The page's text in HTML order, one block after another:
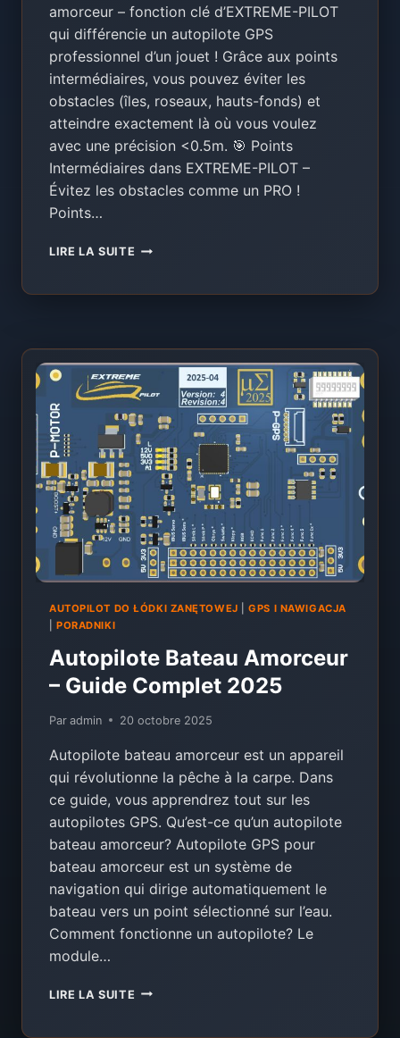
amorceur – fonction clé d’EXTREME-PILOT
qui différencie un autopilote GPS
professionnel d’un jouet ! Grâce aux points
intermédiaires, vous pouvez éviter les
obstacles (îles, roseaux, hauts-fonds) et
atteindre exactement là où vous voulez
avec une précision <0.5m. 🎯 Points
Intermédiaires dans EXTREME-PILOT –
Évitez les obstacles comme un PRO !
Points…
LIRE LA SUITE COMMENT
LES
PILOTES
AUTOMATIQUES
DE
BATEAUX
AMORCEURS
TUTORIEL
EXTREME-
PILOT
AUTOPILOT DO ŁÓDKI ZANĘTOWEJ |GPS I NAWIGACJA
|PORADNIKI
Autopilote Bateau Amorceur
– Guide Complet 2025
Par admin 20 octobre 2025
Autopilote bateau amorceur est un appareil
qui révolutionne la pêche à la carpe. Dans
ce guide, vous apprendrez tout sur les
autopilotes GPS. Qu’est-ce qu’un autopilote
bateau amorceur? Autopilote GPS pour
bateau amorceur est un système de
navigation qui dirige automatiquement le
bateau vers un point sélectionné sur l’eau.
Comment fonctionne un autopilote? Le
module…
LIRE LA SUITE AUTOPILOTE